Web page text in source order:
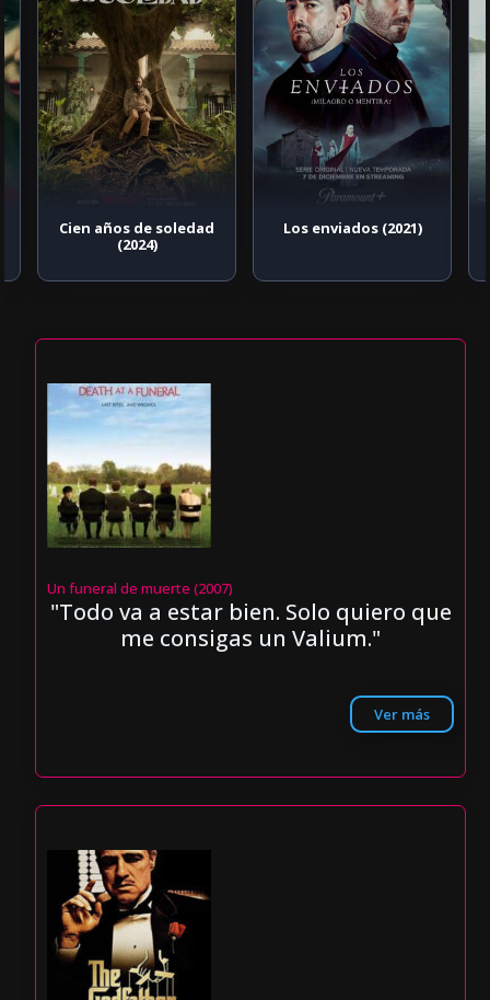
Cien años de soledad
(2024)
Los enviados (2021)
Un funeral de muerte (2007)
"Todo va a estar bien. Solo quiero que
me consigas un Valium."
Ver más